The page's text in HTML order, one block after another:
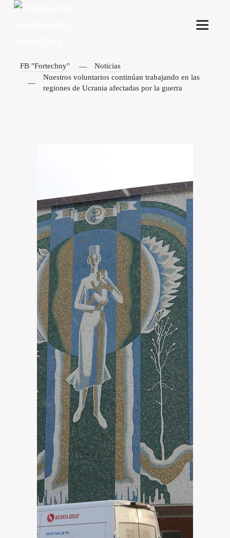
FB "Fortechny"
Noticias
Nuestros voluntarios continúan trabajando en las
regiones de Ucrania afectadas por la guerra